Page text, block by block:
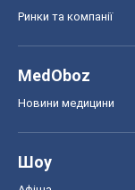
Ринки та компанії
MedOboz
Новини медицини
Шоу